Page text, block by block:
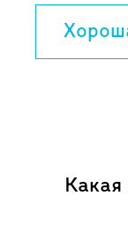
и теперь
Какая